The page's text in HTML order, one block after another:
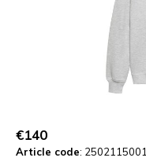
€140
Article code: 2502115001